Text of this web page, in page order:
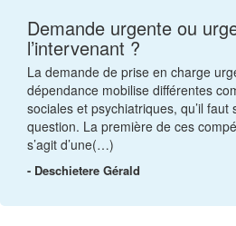
Demande urgente ou
l’intervenant ?
La demande de prise en charge
dépendance mobilise différentes
sociales et psychiatriques, qu’il
question. La première de ces
s’agit d’une(…)
- Deschietere Gérald